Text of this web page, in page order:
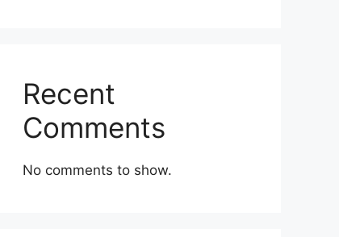
Recent
Comments
No comments to show.